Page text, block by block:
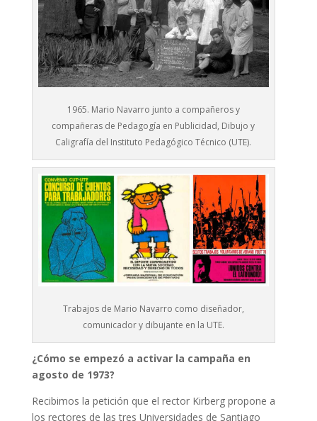
1965. Mario Navarro junto a compañeros y
compañeras de Pedagogía en Publicidad, Dibujo y
Caligrafía del Instituto Pedagógico Técnico (UTE).
Trabajos de Mario Navarro como diseñador,
comunicador y dibujante en la UTE.
¿Cómo se empezó a activar la campaña en
agosto de 1973?
Recibimos la petición que el rector Kirberg propone a
los rectores de las tres Universidades de Santiago